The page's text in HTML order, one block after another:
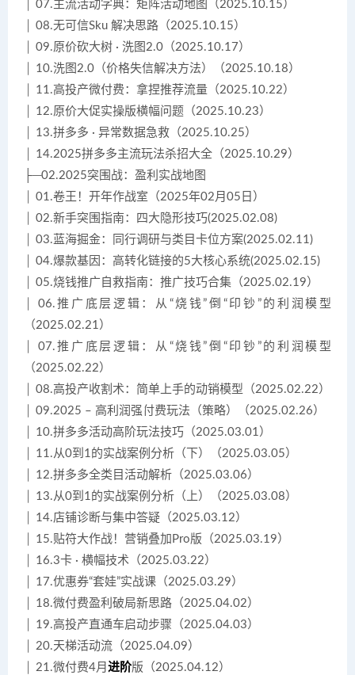
│ 07.主流活动字典：矩阵活动地图（2025.10.15）
│ 08.无可信Sku 解决思路（2025.10.15）
│ 09.原价砍大树 · 洗图2.0（2025.10.17）
│ 10.洗图2.0（价格失信解决方法）（2025.10.18）
│ 11.高投产微付费：拿捏推荐流量（2025.10.22）
│ 12.原价大促实操版横幅问题（2025.10.23）
│ 13.拼多多 · 异常数据急救（2025.10.25）
│ 14.2025拼多多主流玩法杀招大全（2025.10.29）
├─02.2025突围战：盈利实战地图
│ 01.卷王！开年作战室（2025年02月05日）
│ 02.新手突围指南：四大隐形技巧(2025.02.08)
│ 03.蓝海掘金：同行调研与类目卡位方案(2025.02.11)
│ 04.爆款基因：高转化链接的5大核心系统(2025.02.15)
│ 05.烧钱推广自救指南：推广技巧合集（2025.02.19）
│ 06.推广底层逻辑：从“烧钱”倒“印钞”的利润模型
（2025.02.21）
│ 07.推广底层逻辑：从“烧钱”倒“印钞”的利润模型
（2025.02.22）
│ 08.高投产收割术：简单上手的动销模型（2025.02.22）
│ 09.2025 – 高利润强付费玩法（策略）（2025.02.26）
│ 10.拼多多活动高阶玩法技巧（2025.03.01）
│ 11.从0到1的实战案例分析（下）（2025.03.05）
│ 12.拼多多全类目活动解析（2025.03.06）
│ 13.从0到1的实战案例分析（上）（2025.03.08）
│ 14.店铺诊断与集中答疑（2025.03.12）
│ 15.贴符大作战！营销叠加Pro版（2025.03.19）
│ 16.3卡 · 横幅技术（2025.03.22）
│ 17.优惠券“套娃”实战课（2025.03.29）
│ 18.微付费盈利破局新思路（2025.04.02）
│ 19.高投产直通车启动步骤（2025.04.03）
│ 20.天梯活动流（2025.04.09）
│ 21.微付费4月 进阶版（2025.04.12）